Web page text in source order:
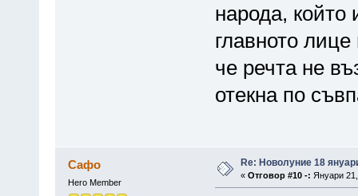
народа, който
главното
че речта не
отекна по
Сафо
Hero Member
Re: Новолуние 18
« Отговор #10 -: Януари